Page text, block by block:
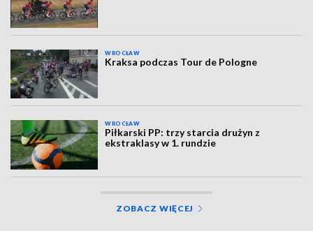
WROCŁAW
Kraksa podczas Tour de Pologne
WROCŁAW
Piłkarski PP: trzy starcia drużyn z
ekstraklasy w 1. rundzie
ZOBACZ WIĘCEJ